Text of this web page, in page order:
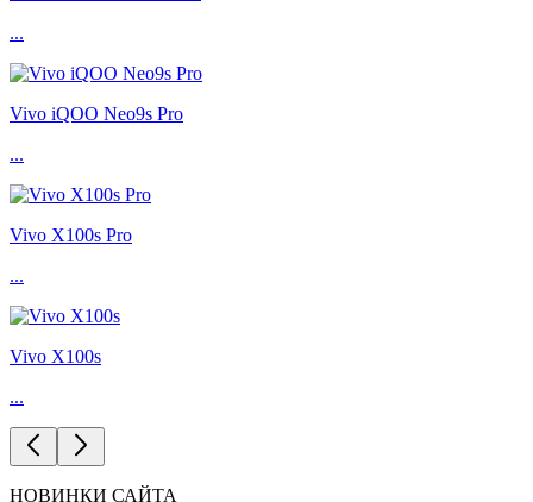
...
Vivo iQOO Neo9s Pro
...
Vivo X100s Pro
...
Vivo X100s
...
НОВИНКИ САЙТА